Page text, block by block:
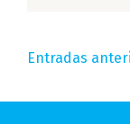
de
Entradas